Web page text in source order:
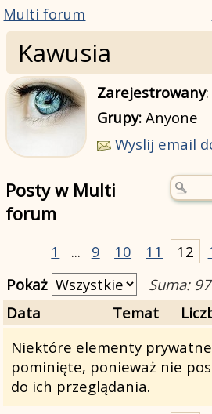
Multi forum
Kawusia
Zarejestrowany:
Grupy:Anyone
Wyslij email
Posty w Multi
forum
1 ... 9 10 11 12
Pokaż
Suma:
Data
Temat
Niektóre elementy prywatne
pominięte, ponieważ nie
do ich przeglądania.